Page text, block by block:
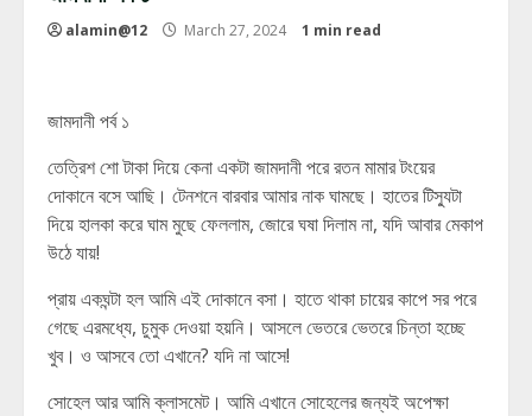
alamin@12 March 27, 2024 1 min read
জামদানী পর্ব ১
তেত্রিশ শো টাকা দিয়ে কেনা একটা জামদানী পরে রতন মামার টংয়ের
দোকানে বসে আছি। টেনশনে বারবার আমার নাক ঘামছে। হাতের টিস্যুটা
দিয়ে হালকা করে ঘাম মুছে ফেললাম, জোরে ঘষা দিলাম না, যদি আবার মেকাপ
উঠে যায়!
প্রায় একঘন্টা হল আমি এই দোকানে বসা। হাতে থাকা চায়ের কাপে সর পরে
গেছে এরমধ্যে, চুমুক দেওয়া হয়নি। আসলে ভেতরে ভেতরে চিন্তা হচ্ছে
খুব। ও আসবে তো এখানে? যদি না আসে!
সোহেল আর আমি ক্লাসমেট। আমি এখানে সোহেলের জন্যই অপেক্ষা